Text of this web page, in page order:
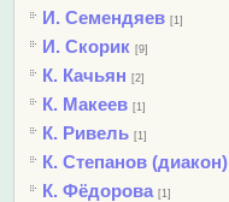
И. Семендяев [1]
И. Скорик [9]
К. Качьян [2]
К. Макеев [1]
К. Ривель [1]
К. Степанов (диакон)
К. Фёдорова [1]